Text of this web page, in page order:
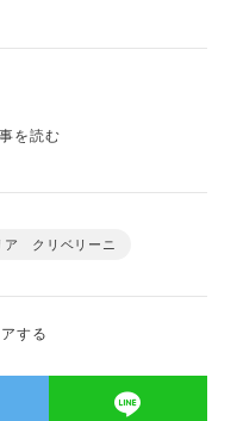
を読む
ア クリベリーニ
する